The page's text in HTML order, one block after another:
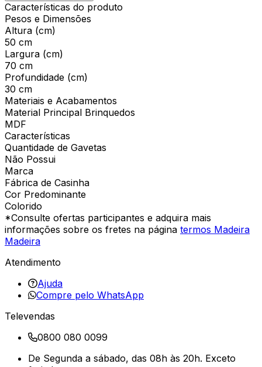
Características do produto
Pesos e Dimensões
Altura (cm)
50 cm
Largura (cm)
70 cm
Profundidade (cm)
30 cm
Materiais e Acabamentos
Material Principal Brinquedos
MDF
Características
Quantidade de Gavetas
Não Possui
Marca
Fábrica de Casinha
Cor Predominante
Colorido
*Consulte ofertas participantes e adquira mais
informações sobre os fretes na página termos Madeira
Madeira
Atendimento
Ajuda
Compre pelo WhatsApp
Televendas
0800 080 0099
De Segunda a sábado, das 08h às 20h. Exceto